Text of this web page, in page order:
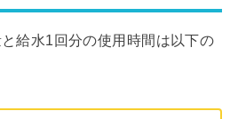
給水1回分の使用時間は以下の